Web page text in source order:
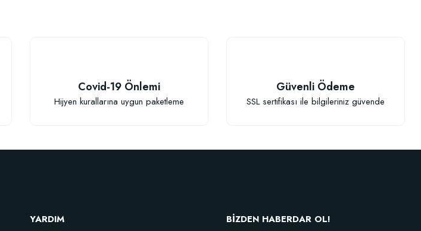
Covid-19 Önlemi
Hijyen kurallarına uygun paketleme
Güvenli Ödeme
SSL sertifikası ile bilgileriniz güvende
YARDIM
BİZDEN HABERDAR OL!